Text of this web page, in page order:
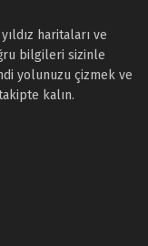
haritaları ve
bilgileri sizinle
yolunuzu çizmek ve
kalın.